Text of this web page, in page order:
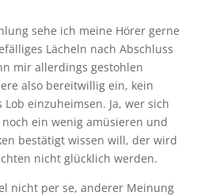
sehe ich meine Hörer gerne
Lächeln nach Abschluss
mir allerdings gestohlen
also bereitwillig ein, kein
einzuheimsen. Ja, wer sich
ein wenig amüsieren und
bestätigt wissen will, der wird
nicht glücklich werden.
nicht per se, anderer Meinung